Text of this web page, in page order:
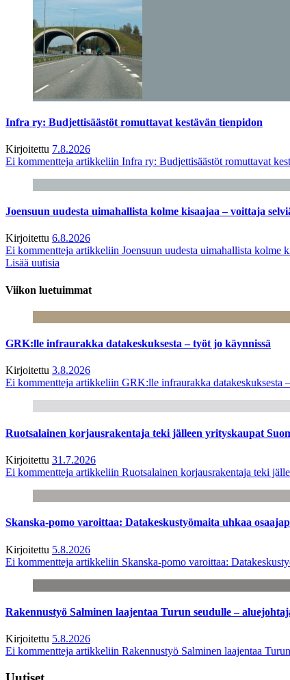
Infra ry: Budjettisäästöt romuttavat kestävän tienpidon
Kirjoitettu 7.8.2026
Ei kommentteja artikkeliin Infra ry: Budjettisäästöt romuttavat
Joensuun uudesta uimahallista kolme kisaajaa – voittaja
Kirjoitettu 6.8.2026
Ei kommentteja artikkeliin Joensuun uudesta uimahallista kolme
Lisää uutisia
Viikon luetuimmat
GRK:lle infraurakka datakeskuksesta – työt jo käynnissä
Kirjoitettu 3.8.2026
Ei kommentteja artikkeliin GRK:lle infraurakka datakeskuksesta
Ruotsalainen korjausrakentaja teki jälleen yrityskaupat
Kirjoitettu 31.7.2026
Ei kommentteja artikkeliin Ruotsalainen korjausrakentaja teki
Skanska-pomo varoittaa: Datakeskustyömaita uhkaa
Kirjoitettu 5.8.2026
Ei kommentteja artikkeliin Skanska-pomo varoittaa:
Rakennustyö Salminen laajentaa Turun seudulle –
Kirjoitettu 5.8.2026
Ei kommentteja artikkeliin Rakennustyö Salminen laajentaa